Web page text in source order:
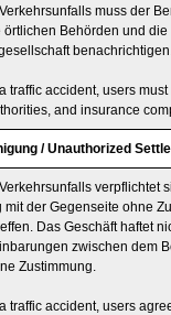
muss der
örtlichen Behörden und die
benachrichtigen.
traffic accident, users
and insurance
/ Unauthorized
verpflichtet
der Gegenseite ohne
Das Geschäft haftet
zwischen dem
Zustimmung.
traffic accident, users